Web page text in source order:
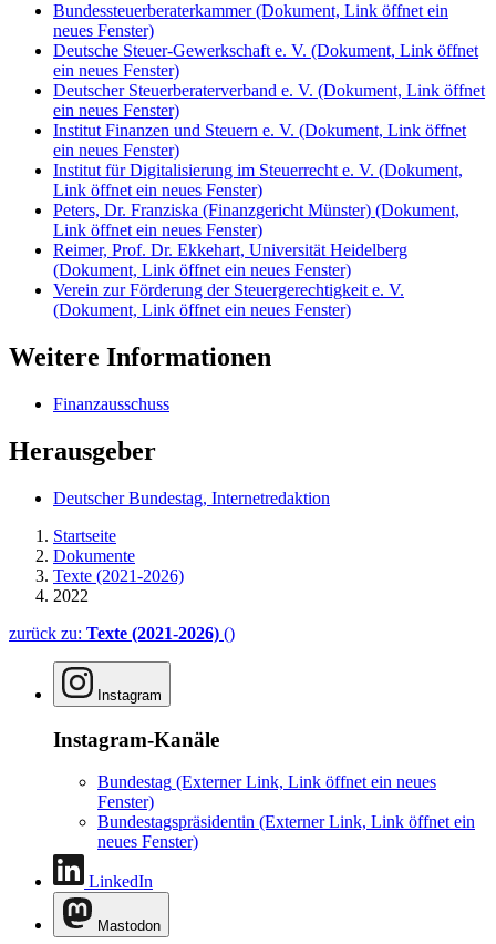
Bundessteuerberaterkammer(Dokument, Link öffnet ein
neues Fenster)
Deutsche Steuer-Gewerkschaft e. V. (Dokument, Link öffnet
ein neues Fenster)
Deutscher Steuerberaterverband e. V. (Dokument, Link öffnet
ein neues Fenster)
Institut Finanzen und Steuern e. V. (Dokument, Link öffnet
ein neues Fenster)
Institut für Digitalisierung im Steuerrecht e. V. (Dokument,
Link öffnet ein neues Fenster)
Peters, Dr. Franziska (Finanzgericht Münster) (Dokument,
Link öffnet ein neues Fenster)
Reimer, Prof. Dr. Ekkehart, Universität Heidelberg
(Dokument, Link öffnet ein neues Fenster)
Verein zur Förderung der Steuergerechtigkeit e. V.
(Dokument, Link öffnet ein neues Fenster)
Weitere Informationen
Finanzausschuss
Herausgeber
Deutscher Bundestag, Internetredaktion
Startseite
Dokumente
Texte (2021-2026)
2022
zurück zu: Texte (2021-2026) ()
Instagram
Instagram-Kanäle
Bundestag (Externer Link, Link öffnet ein neues
Fenster)
Bundestagspräsidentin (Externer Link, Link öffnet ein
neues Fenster)
LinkedIn
Mastodon